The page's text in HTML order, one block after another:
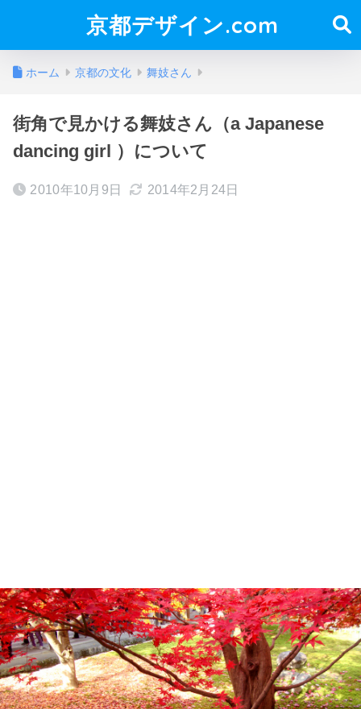
京都デザイン.com
ホーム 京都の文化 舞妓さん
街角で見かける舞妓さん（a Japanese
dancing girl ）について
2010年10月9日 2014年2月24日